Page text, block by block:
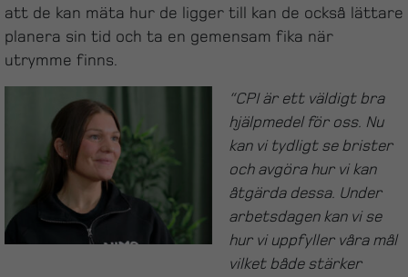
att de kan mäta hur de ligger till kan de också lättare
planera sin tid och ta en gemensam fika när
utrymme finns.
“CPI är ett väldigt bra
hjälpmedel för oss. Nu
kan vi tydligt se brister
och avgöra hur vi kan
åtgärda dessa. Under
arbetsdagen kan vi se
hur vi uppfyller våra mål
vilket både stärker